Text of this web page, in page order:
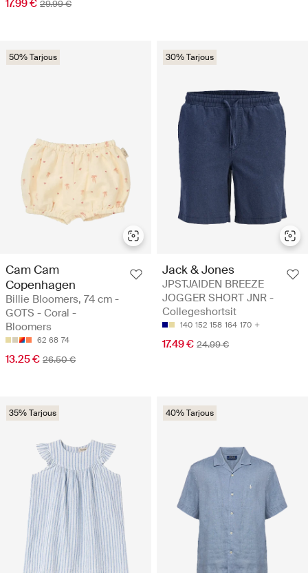
17.99 € 29.99 €
50% Tarjous
Cam Cam
Copenhagen
Billie Bloomers, 74 cm -
GOTS - Coral -
Bloomers
62 68 74
13.25 € 26.50 €
30% Tarjous
Jack & Jones
JPSTJAIDEN BREEZE
JOGGER SHORT JNR -
Collegeshortsit
140 152 158 164 170
17.49 € 24.99 €
35% Tarjous 40% Tarjous